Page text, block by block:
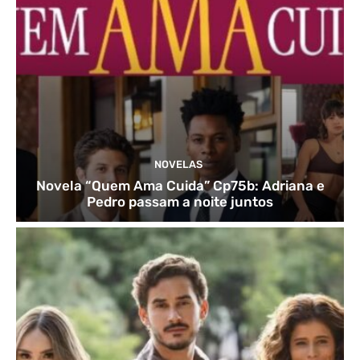
NOVELAS
Novela “Quem Ama Cuida” Cp75b: Adriana e
Pedro passam a noite juntos